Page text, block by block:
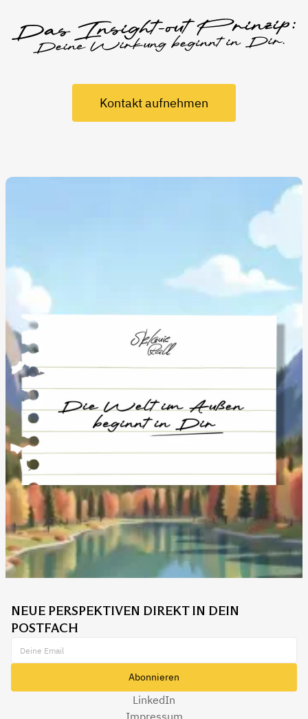
Kontakt aufnehmen
NEUE PERSPEKTIVEN DIREKT IN DEIN
POSTFACH
LinkedIn
Impressum